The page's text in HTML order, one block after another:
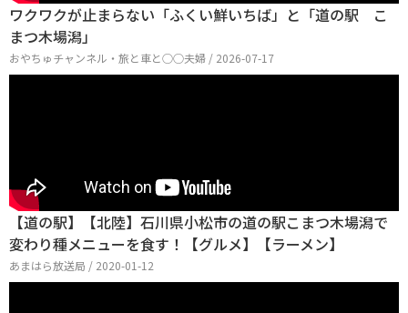
ワクワクが止まらない「ふくい鮮いちば」と「道の駅 こ
まつ木場潟」
おやちゅチャンネル・旅と車と○○夫婦 / 2026-07-17
【道の駅】【北陸】石川県小松市の道の駅こまつ木場潟で
変わり種メニューを食す！【グルメ】【ラーメン】
あまはら放送局 / 2020-01-12